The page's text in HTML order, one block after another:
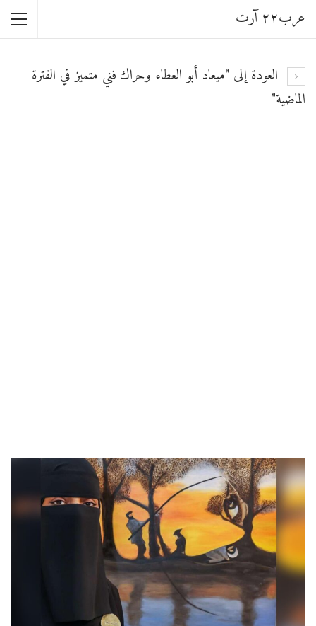
عرب٢٢ آرت
العودة إلى "ميعاد أبو العطاء وحراك فني متميز في الفترة
الماضية"